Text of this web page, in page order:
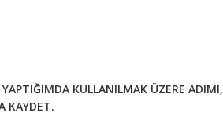
YAPTIĞIMDA KULLANILMAK ÜZERE
KAYDET.